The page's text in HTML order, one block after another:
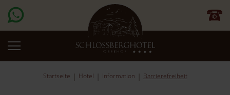
Startseite Hotel Information Barrierefreiheit